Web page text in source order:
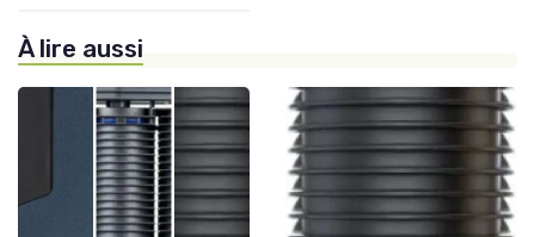
À lire aussi